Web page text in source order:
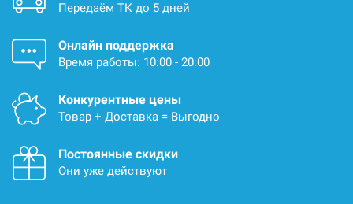
Передаём ТК до 5 дней
Онлайн поддержка
Время работы: 10:00 - 20:00
Конкурентные цены
Товар + Доставка = Выгодно
Постоянные скидки
Они уже действуют